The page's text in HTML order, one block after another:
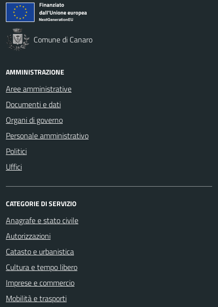
Comune di Canaro
AMMINISTRAZIONE
Aree amministrative
Documenti e dati
Organi di governo
Personale amministrativo
Politici
Uffici
CATEGORIE DI SERVIZIO
Anagrafe e stato civile
Autorizzazioni
Catasto e urbanistica
Cultura e tempo libero
Imprese e commercio
Mobilità e trasporti